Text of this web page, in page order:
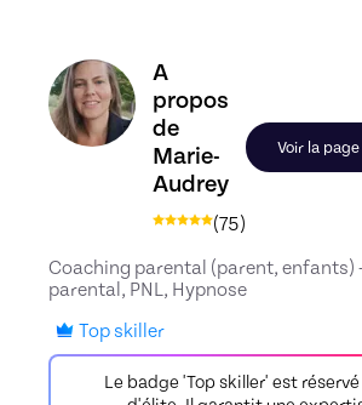
Découvrez le profil de
A
propos
de
Marie-
Audrey
(75)
Voir la
Coaching parental (parent, enfants)
parental, PNL, Hypnose
Top skiller
Le badge 'Top skiller' est